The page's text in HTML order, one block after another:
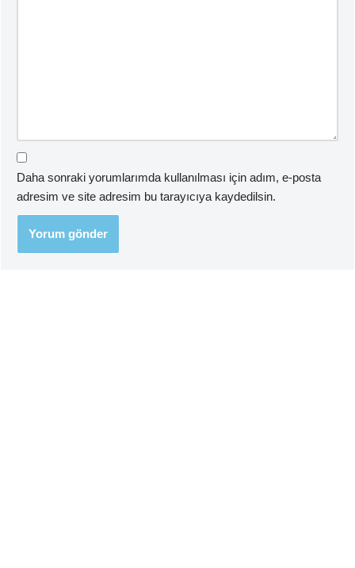
Daha sonraki yorumlarımda kullanılması için adım, e-posta
adresim ve site adresim bu tarayıcıya kaydedilsin.